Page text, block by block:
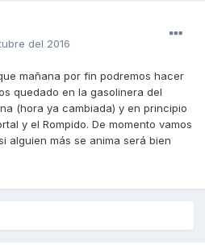
del 2016
mañana por fin podremos hacer
quedado en la gasolinera del
(hora ya cambiada) y en principio
y el Rompido. De momento vamos
alguien más se anima será bien